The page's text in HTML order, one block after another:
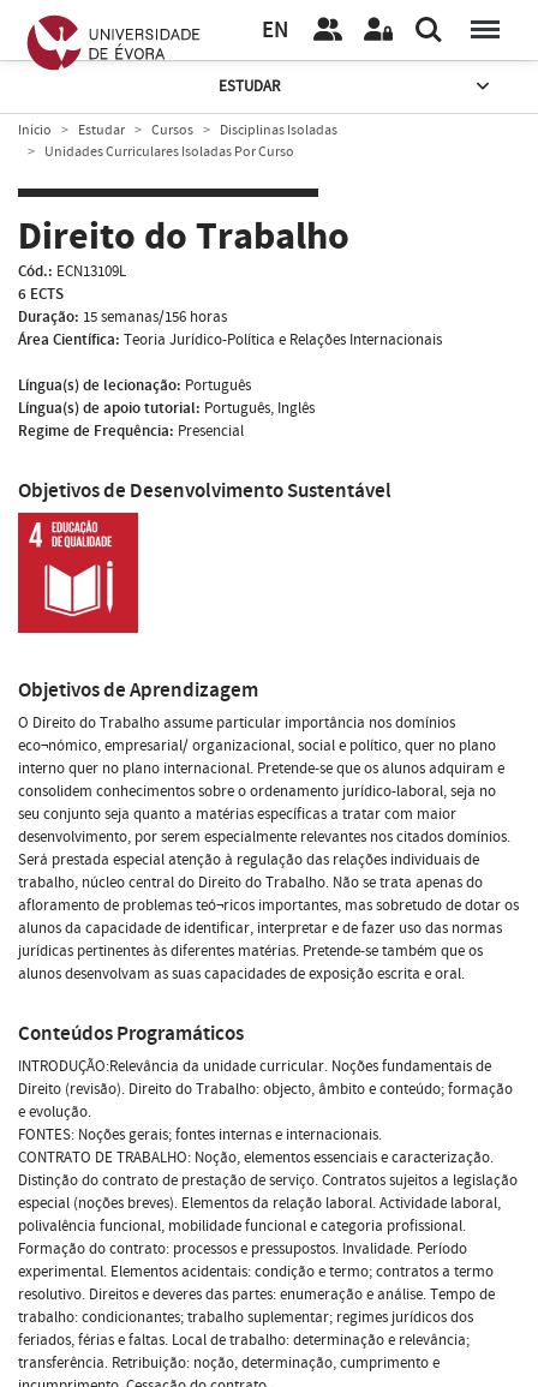
EN
ESTUDAR
Início Estudar Cursos
Disciplinas Isoladas
Unidades Curriculares Isoladas Por Curso
Direito do Trabalho
Cód.: ECN13109L
6 ECTS
Duração: 15 semanas/156 horas
Área Científica: Teoria Jurídico-Política e Relações Internacionais
Língua(s) de lecionação: Português
Língua(s) de apoio tutorial: Português, Inglês
Regime de Frequência: Presencial
Objetivos de Desenvolvimento Sustentável
Objetivos de Aprendizagem
O Direito do Trabalho assume particular importância nos domínios
eco¬nómico, empresarial/ organizacional, social e político, quer no plano
interno quer no plano internacional. Pretende-se que os alunos adquiram e
consolidem conhecimentos sobre o ordenamento jurídico-laboral, seja no
seu conjunto seja quanto a matérias específicas a tratar com maior
desenvolvimento, por serem especialmente relevantes nos citados domínios.
Será prestada especial atenção à regulação das relações individuais de
trabalho, núcleo central do Direito do Trabalho. Não se trata apenas do
afloramento de problemas teó¬ricos importantes, mas sobretudo de dotar os
alunos da capacidade de identificar, interpretar e de fazer uso das normas
jurídicas pertinentes às diferentes matérias. Pretende-se também que os
alunos desenvolvam as suas capacidades de exposição escrita e oral.
Conteúdos Programáticos
INTRODUÇÃO:Relevância da unidade curricular. Noções fundamentais de
Direito (revisão). Direito do Trabalho: objecto, âmbito e conteúdo; formação
e evolução.
FONTES: Noções gerais; fontes internas e internacionais.
CONTRATO DE TRABALHO: Noção, elementos essenciais e caracterização.
Distinção do contrato de prestação de serviço. Contratos sujeitos a legislação
especial (noções breves). Elementos da relação laboral. Actividade laboral,
polivalência funcional, mobilidade funcional e categoria profissional.
Formação do contrato: processos e pressupostos. Invalidade. Período
experimental. Elementos acidentais: condição e termo; contratos a termo
resolutivo. Direitos e deveres das partes: enumeração e análise. Tempo de
trabalho: condicionantes; trabalho suplementar; regimes jurídicos dos
feriados, férias e faltas. Local de trabalho: determinação e relevância;
transferência. Retribuição: noção, determinação, cumprimento e